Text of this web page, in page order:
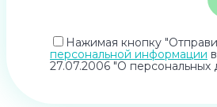
Нажимая кнопку
персональной информации
27.07.2006 "О персональных